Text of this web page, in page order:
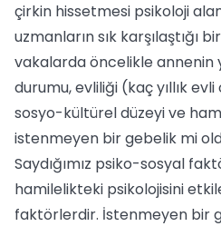
çirkin hissetmesi psikoloji
uzmanların sık karşılaştığı
vakalarda öncelikle annenin
durumu, evliliği (kaç yıllık
sosyo-kültürel düzeyi ve
istenmeyen bir gebelik mi
Saydığımız psiko-sosyal
hamilelikteki psikolojisini
faktörlerdir. İstenmeyen bir